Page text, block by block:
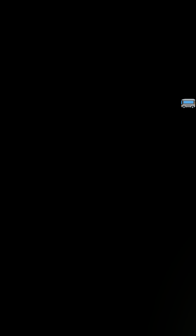
l’équipe Inspire Studio
ça ne signifie pas que
un VAN entièrement
notre studio nomade.
travaillons depuis des
maison !
nos nouveaux bureaux !